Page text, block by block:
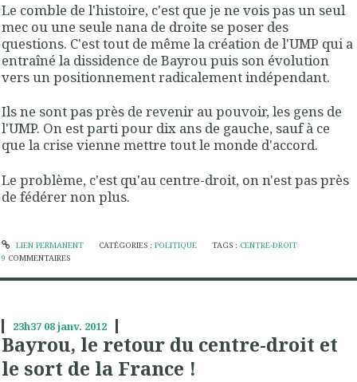
Le comble de l'histoire, c'est que je ne vois pas un seul
mec ou une seule nana de droite se poser des
questions. C'est tout de même la création de l'UMP qui a
entraîné la dissidence de Bayrou puis son évolution
vers un positionnement radicalement indépendant.
Ils ne sont pas près de revenir au pouvoir, les gens de
l'UMP. On est parti pour dix ans de gauche, sauf à ce
que la crise vienne mettre tout le monde d'accord.
Le problème, c'est qu'au centre-droit, on n'est pas près
de fédérer non plus.
LIEN PERMANENT CATÉGORIES : POLITIQUE TAGS : CENTRE-DROIT
9 COMMENTAIRES
23h37 08janv. 2012
Bayrou, le retour du centre-droit et
le sort de la France !